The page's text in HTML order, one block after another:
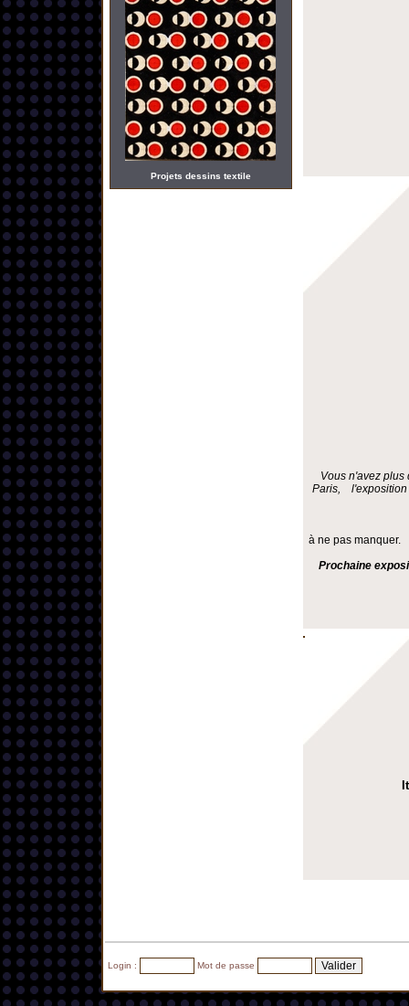
Projets dessins textile
Vous n'avez plus
Paris, l'exposition
à ne pas manquer.
Prochaine
Login : Mot de passe